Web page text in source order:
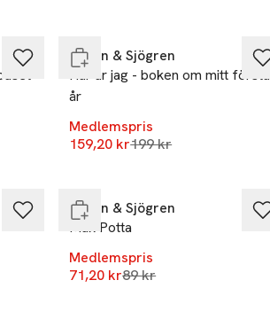
Raben & Sjögren
Här är jag - boken om mitt första
år
Medlemspris
159,20 krLägsta pris 30 dagar
199 kr
-20%
Raben & Sjögren
Max Potta
Medlemspris
71,20 krLägsta pris 30 dagar
89 kr